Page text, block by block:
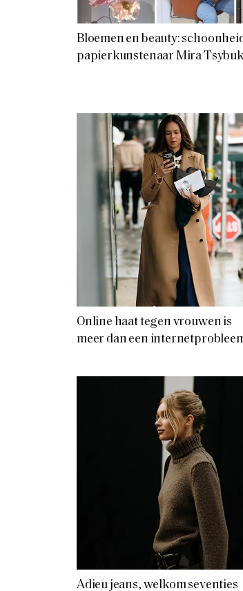
Bloemen en beauty:
papierkunstenaar Mira
Online haat tegen vrouwen is
meer dan een
Adieu jeans, welkom seventies